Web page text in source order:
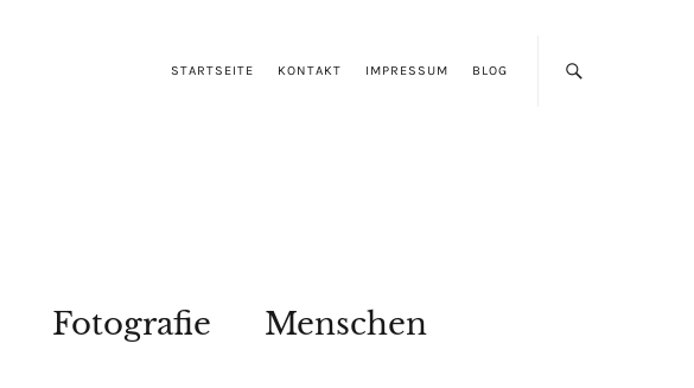
STARTSEITE KONTAKT IMPRESSUM BLOG
Fotografie Menschen